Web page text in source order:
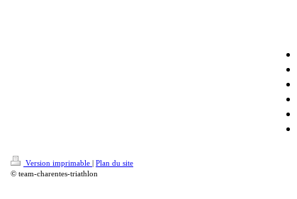
Version imprimable | Plan du site
© team-charentes-triathlon